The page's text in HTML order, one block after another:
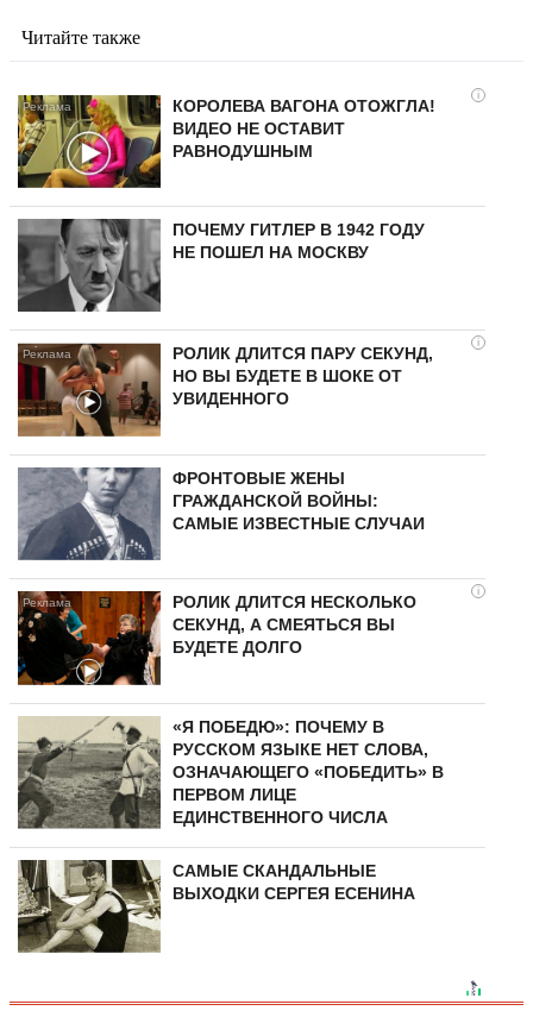
Читайте также
i
КОРОЛЕВА ВАГОНА ОТОЖГЛА!
ВИДЕО НЕ ОСТАВИТ
РАВНОДУШНЫМ
ПОЧЕМУ ГИТЛЕР В 1942 ГОДУ
НЕ ПОШЕЛ НА МОСКВУ
i
РОЛИК ДЛИТСЯ ПАРУ СЕКУНД,
НО ВЫ БУДЕТЕ В ШОКЕ ОТ
УВИДЕННОГО
ФРОНТОВЫЕ ЖЕНЫ
ГРАЖДАНСКОЙ ВОЙНЫ:
САМЫЕ ИЗВЕСТНЫЕ СЛУЧАИ
i
РОЛИК ДЛИТСЯ НЕСКОЛЬКО
СЕКУНД, А СМЕЯТЬСЯ ВЫ
БУДЕТЕ ДОЛГО
«Я ПОБЕДЮ»: ПОЧЕМУ В
РУССКОМ ЯЗЫКЕ НЕТ СЛОВА,
ОЗНАЧАЮЩЕГО «ПОБЕДИТЬ» В
ПЕРВОМ ЛИЦЕ
ЕДИНСТВЕННОГО ЧИСЛА
САМЫЕ СКАНДАЛЬНЫЕ
ВЫХОДКИ СЕРГЕЯ ЕСЕНИНА